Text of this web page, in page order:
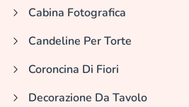
Cabina Fotografica
Candeline Per Torte
Coroncina Di Fiori
Decorazione Da Tavolo